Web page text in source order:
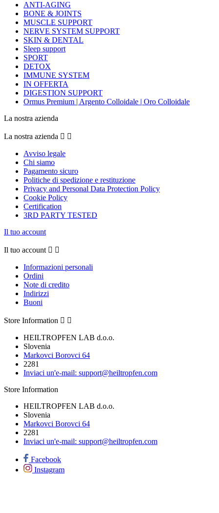
ANTI-AGING
BONE & JOINTS
MUSCLE SUPPORT
NERVE SYSTEM SUPPORT
SKIN & DENTAL
Sleep support
SPORT
DETOX
IMMUNE SYSTEM
IN OFFERTA
DIGESTION SUPPORT
Ormus Premium | Argento Colloidale | Oro Colloidale
La nostra azienda
La nostra azienda  
Avviso legale
Chi siamo
Pagamento sicuro
Politiche di spedizione e restituzione
Privacy and Personal Data Protection Policy
Cookie Policy
Certification
3RD PARTY TESTED
Il tuo account
Il tuo account  
Informazioni personali
Ordini
Note di credito
Indirizzi
Buoni
Store Information  
HEILTROPFEN LAB d.o.o.
Slovenia
Markovci Borovci 64
2281
Inviaci un'e-mail: support@heiltropfen.com
Store Information
HEILTROPFEN LAB d.o.o.
Slovenia
Markovci Borovci 64
2281
Inviaci un'e-mail: support@heiltropfen.com
Facebook
Instagram